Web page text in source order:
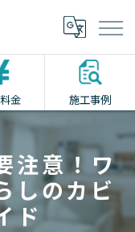
金 施工事例
注意！ワ
しのカビ
ド